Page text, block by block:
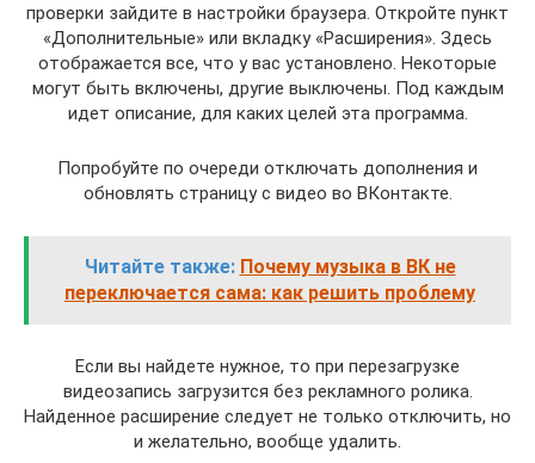
проверки зайдите в настройки браузера. Откройте пункт
«Дополнительные» или вкладку «Расширения». Здесь
отображается все, что у вас установлено. Некоторые
могут быть включены, другие выключены. Под каждым
идет описание, для каких целей эта программа.
Попробуйте по очереди отключать дополнения и
обновлять страницу с видео во ВКонтакте.
Читайте также: Почему музыка в ВК не
переключается сама: как решить проблему
Если вы найдете нужное, то при перезагрузке
видеозапись загрузится без рекламного ролика.
Найденное расширение следует не только отключить, но
и желательно, вообще удалить.